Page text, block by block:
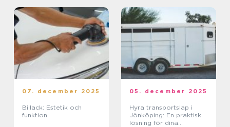
07. december 2025
Billack: Estetik och
funktion
05. december 2025
Hyra transportsläp i
Jönköping: En praktisk
lösning för dina